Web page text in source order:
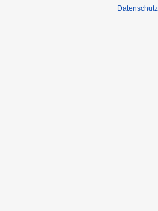
Datenschutz